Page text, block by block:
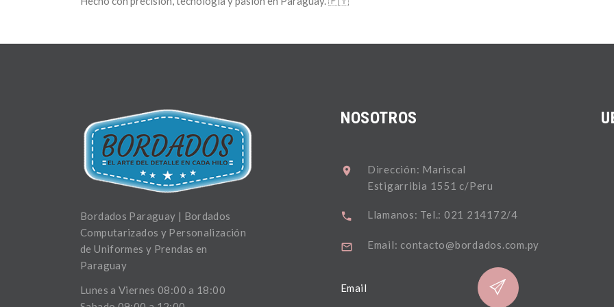
Bordados Paraguay | Bordados
Computarizados y Personalización
de Uniformes y Prendas en
Paraguay
Lunes a Viernes 08:00 a 18:00
NOSOTROS
Dirección: Mariscal
Estigarribia 1551 c/Peru
Llamanos: Tel.: 021 214172/4
Email: contacto@bordados.com.py
Email